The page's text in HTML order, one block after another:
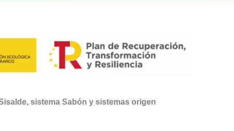
sistema Sabón y sistemas origen